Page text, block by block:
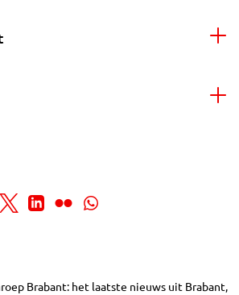
Brabant: het laatste nieuws uit Brabant,